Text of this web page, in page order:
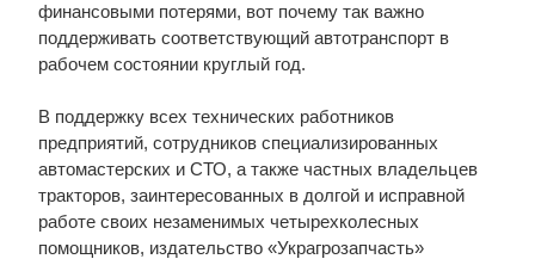
финансовыми потерями, вот почему так важно
поддерживать соответствующий автотранспорт в
рабочем состоянии круглый год.
В поддержку всех технических работников
предприятий, сотрудников специализированных
автомастерских и СТО, а также частных владельцев
тракторов, заинтересованных в долгой и исправной
работе своих незаменимых четырехколесных
помощников, издательство «Украгрозапчасть»